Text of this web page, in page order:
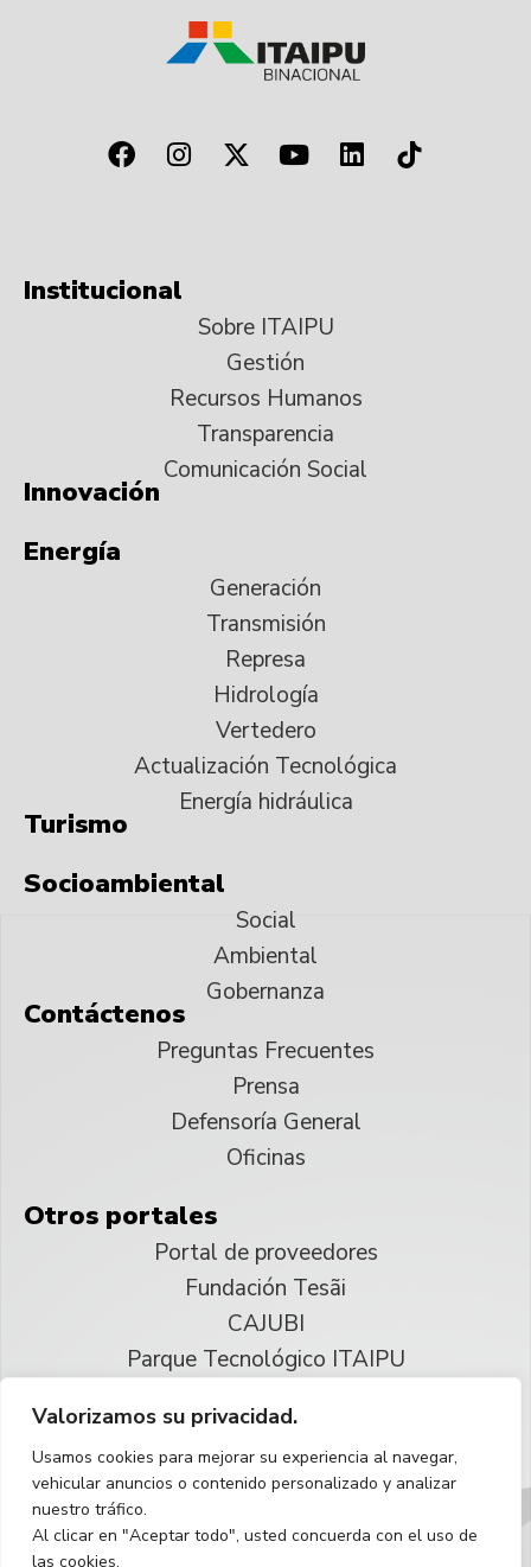
Valorizamos su privacidad.
Usamos cookies para mejorar su experiencia al navegar,
vehicular anuncios o contenido personalizado y analizar
nuestro tráfico.
Al clicar en "Aceptar todo", usted concuerda con el uso de
las cookies.
Institucional
Sobre ITAIPU
Gestión
Recursos Humanos
Transparencia
Comunicación Social
Innovación
Energía
Generación
Transmisión
Represa
Hidrología
Vertedero
Actualización Tecnológica
Energía hidráulica
Turismo
Socioambiental
Social
Ambiental
Gobernanza
Contáctenos
Preguntas Frecuentes
Prensa
Defensoría General
Oficinas
Otros portales
Portal de proveedores
Fundación Tesãi
CAJUBI
Parque Tecnológico ITAIPU
Reservados todos los derechos
Español